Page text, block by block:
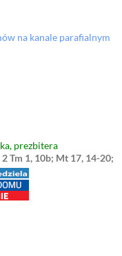
na kanale parafialnym
prezbitera
Tm 1, 10b; Mt 17, 14-20;